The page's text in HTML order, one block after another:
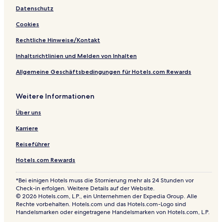
Datenschutz
Cookies
Rechtliche Hinweise/Kontakt
Inhaltsrichtlinien und Melden von Inhalten
Allgemeine Geschäftsbedingungen für Hotels.com Rewards
Weitere Informationen
Über uns
Karriere
Reiseführer
Hotels.com Rewards
*Bei einigen Hotels muss die Stornierung mehr als 24 Stunden vor
Check-in erfolgen. Weitere Details auf der Website.
© 2026 Hotels.com, L.P., ein Unternehmen der Expedia Group. Alle
Rechte vorbehalten. Hotels.com und das Hotels.com-Logo sind
Handelsmarken oder eingetragene Handelsmarken von Hotels.com, L.P.